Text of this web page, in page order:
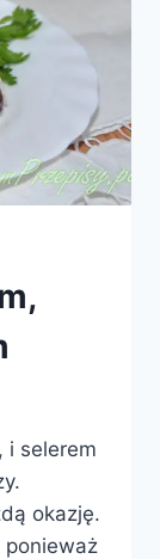
i selerem
okazję.
ponieważ